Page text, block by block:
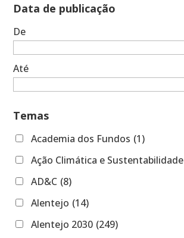
Data de publicação
De
Até
Temas
Academia dos Fundos (1)
Ação Climática e Sustentabilidade
AD&C (8)
Alentejo (14)
Alentejo 2030 (249)